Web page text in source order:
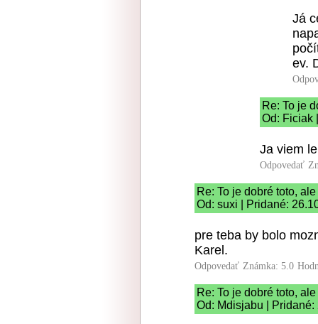
Já
ev.
Re: To je
Od: Ficiak
Ja viem
Odpovedať
Re: To je dobré toto, ale
Od: suxi | Pridané:
pre teba by bolo
Karel.
Odpovedať Známka: 5.0
Re: To je dobré toto, ale
Od: Mdisjabu |